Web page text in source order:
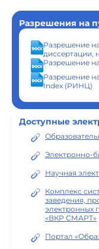
Разрешения на
Разрешение
диссертации,
Разрешение
Разрешение
Index (РИНЦ)
Доступные
Электронно-
Научная
Комплекс
заведения,
электронных
«ВКР СМАРТ»
Портал